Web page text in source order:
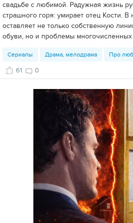
свадьбе с любимой. Радужная жизнь
страшного горя: умирает отец Кости. В
оставляет не только собственную
обуви, но и проблемы многочисленных
Сериалы Драма, мелодрама Про
61 0